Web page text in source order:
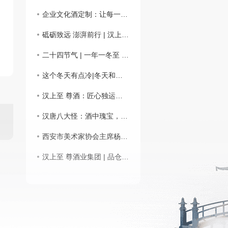
企业文化酒定制：让每一滴酒都承载品牌温度与文化重量
砥砺致远 澎湃前行 | 汉上 至 尊 酒业集团新年祝语
二十四节气 | 一年一冬至 酒韵饺溢香
这个冬天有点冷|冬天和酒来一场暖心约会
汉上至 尊酒：匠心独运的酿造工艺
汉唐八大怪：酒中瑰宝，传承经典
西安市美术家协会主席杨霜林莅临汉上..酒业集团：强化沟通对接，共铸文化名酒
汉上至 尊酒业集团 | 品仓圣原浆 溯汉字根源 护华夏文脉